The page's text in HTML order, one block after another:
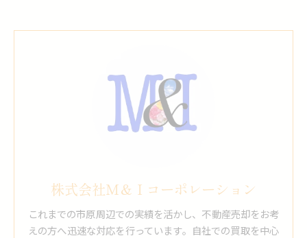
株式会社Ｍ＆Ｉコーポレーション
これまでの市原周辺での実績を活かし、不動産売却をお考
えの方へ迅速な対応を行っています。自社での買取を中心